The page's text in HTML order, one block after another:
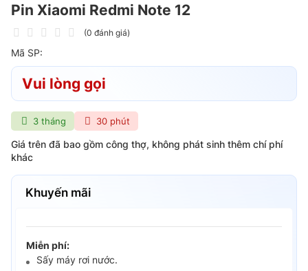
Pin Xiaomi Redmi Note 12
(0 đánh giá)
Mã SP:
Vui lòng gọi
3 tháng 30 phút
Giá trên đã bao gồm công thợ, không phát sinh thêm chí phí
khác
Khuyến mãi
Miễn phí:
Sấy máy rơi nước.